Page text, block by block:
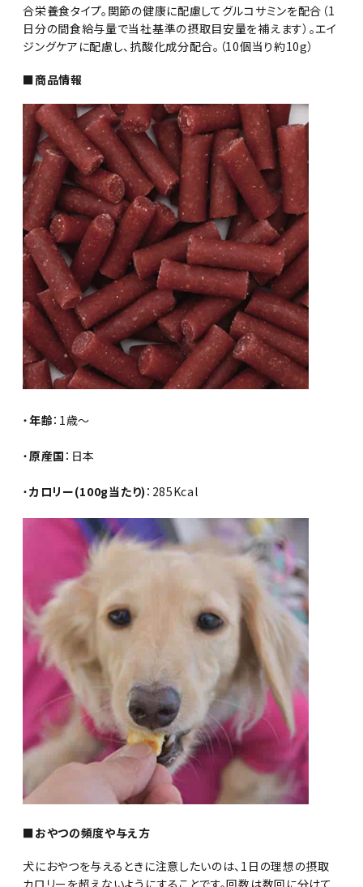
合栄養食タイプ。関節の健康に配慮してグルコサミンを配合（1
日分の間食給与量で当社基準の摂取目安量を補えます）。エイ
ジングケアに配慮し、抗酸化成分配合。（10個当り約10g）
■商品情報
・年齢：1歳～
・原産国 ：日本
・カロリー(100g当たり) ：285Kcal
■おやつの頻度や与え方
犬におやつを与えるときに注意したいのは、1日の理想の摂取
カロリーを超えないようにすることです。回数は数回に分けて